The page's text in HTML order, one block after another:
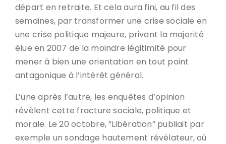
départ en retraite. Et cela aura fini, au fil des
semaines, par transformer une crise sociale en
une crise politique majeure, privant la majorité
élue en 2007 de la moindre légitimité pour
mener à bien une orientation en tout point
antagonique à l’intérêt général.
L’une après l’autre, les enquêtes d’opinion
révèlent cette fracture sociale, politique et
morale. Le 20 octobre, ”Libération” publiait par
exemple un sondage hautement révélateur, où